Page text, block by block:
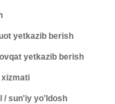
yetkazib berish
yetkazib berish
xizmati
/ sun'iy yo'ldosh